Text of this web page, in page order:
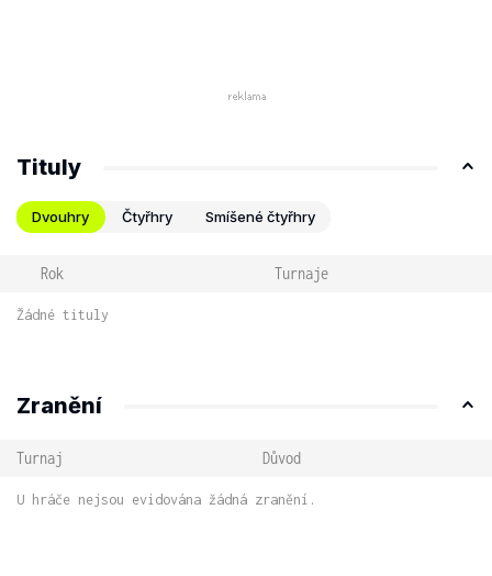
Tituly
Dvouhry Čtyřhry Smíšené čtyřhry
Rok Turnaje
Žádné tituly
Zranění
Turnaj Důvod
U hráče nejsou evidována žádná zranění.